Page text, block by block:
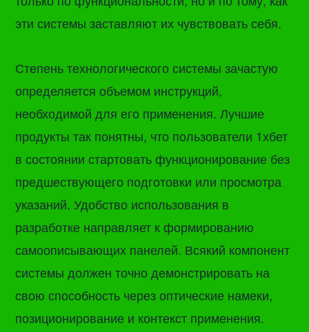
эти системы заставляют их чувствовать себя.
Степень технологического системы зачастую
определяется объемом инструкций,
необходимой для его применения. Лучшие
продукты так понятны, что пользователи 1хбет
в состоянии стартовать функционирование без
предшествующего подготовки или просмотра
указаний. Удобство использования в
разработке направляет к формированию
самоописывающих панелей. Всякий компонент
системы должен точно демонстрировать на
свою способность через оптические намеки,
позиционирование и контекст применения.